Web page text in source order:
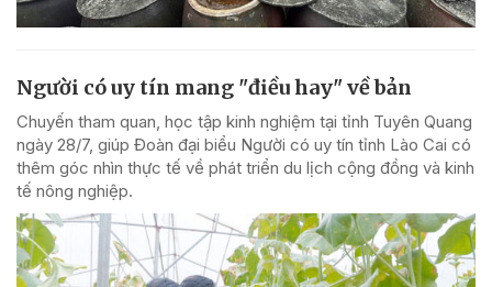
Người có uy tín mang "điều hay" về bản
Chuyến tham quan, học tập kinh nghiệm tại tỉnh Tuyên Quang
ngày 28/7, giúp Đoàn đại biểu Người có uy tín tỉnh Lào Cai có
thêm góc nhìn thực tế về phát triển du lịch cộng đồng và kinh
tế nông nghiệp.